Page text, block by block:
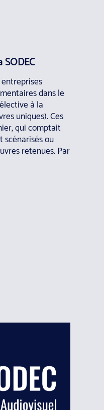
dans le
à la
uniques). Ces
qui comptait
ou
retenues. Par